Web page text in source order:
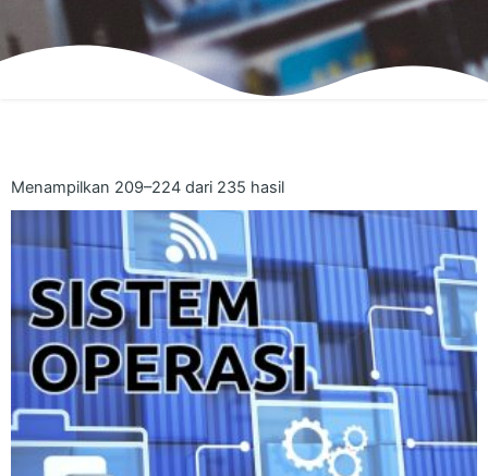
Menampilkan 209–224 dari 235 hasil